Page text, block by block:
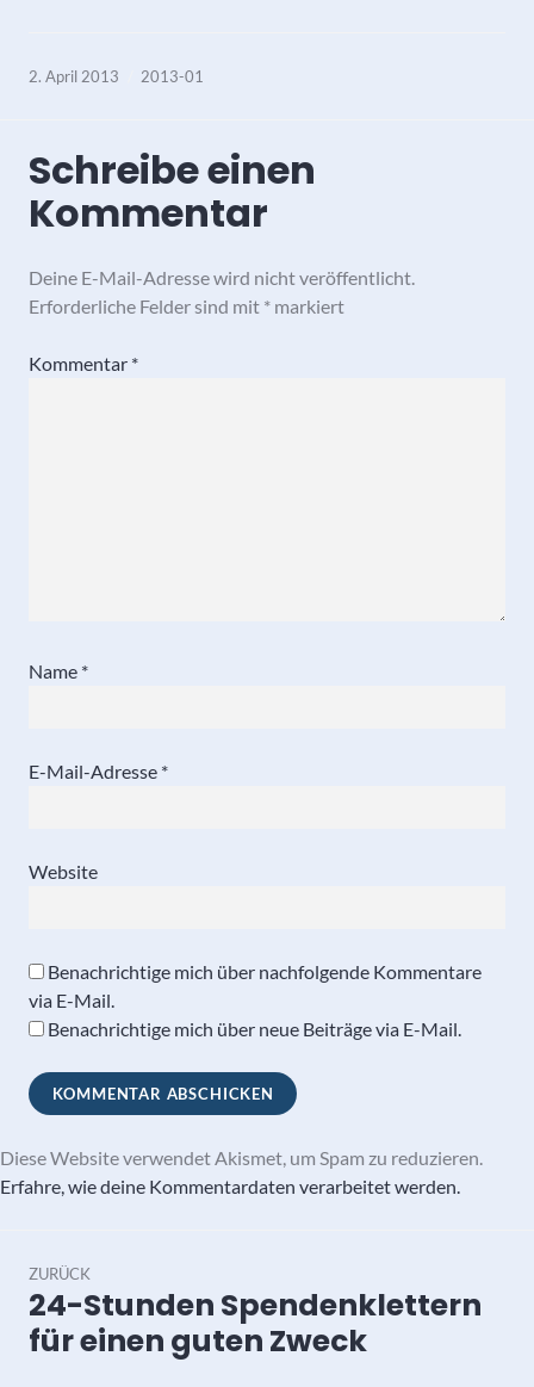
2. April 2013 2013-01
Schreibe einen
Kommentar
Deine E-Mail-Adresse wird nicht veröffentlicht.
Erforderliche Felder sind mit * markiert
Kommentar *
Name *
E-Mail-Adresse *
Website
Benachrichtige mich über nachfolgende Kommentare
via E-Mail.
Benachrichtige mich über neue Beiträge via E-Mail.
Diese Website verwendet Akismet, um Spam zu reduzieren.
Erfahre, wie deine Kommentardaten verarbeitet werden.
ZURÜCK
Vorheriger
Beitrag:
24-Stunden Spendenklettern
für einen guten Zweck